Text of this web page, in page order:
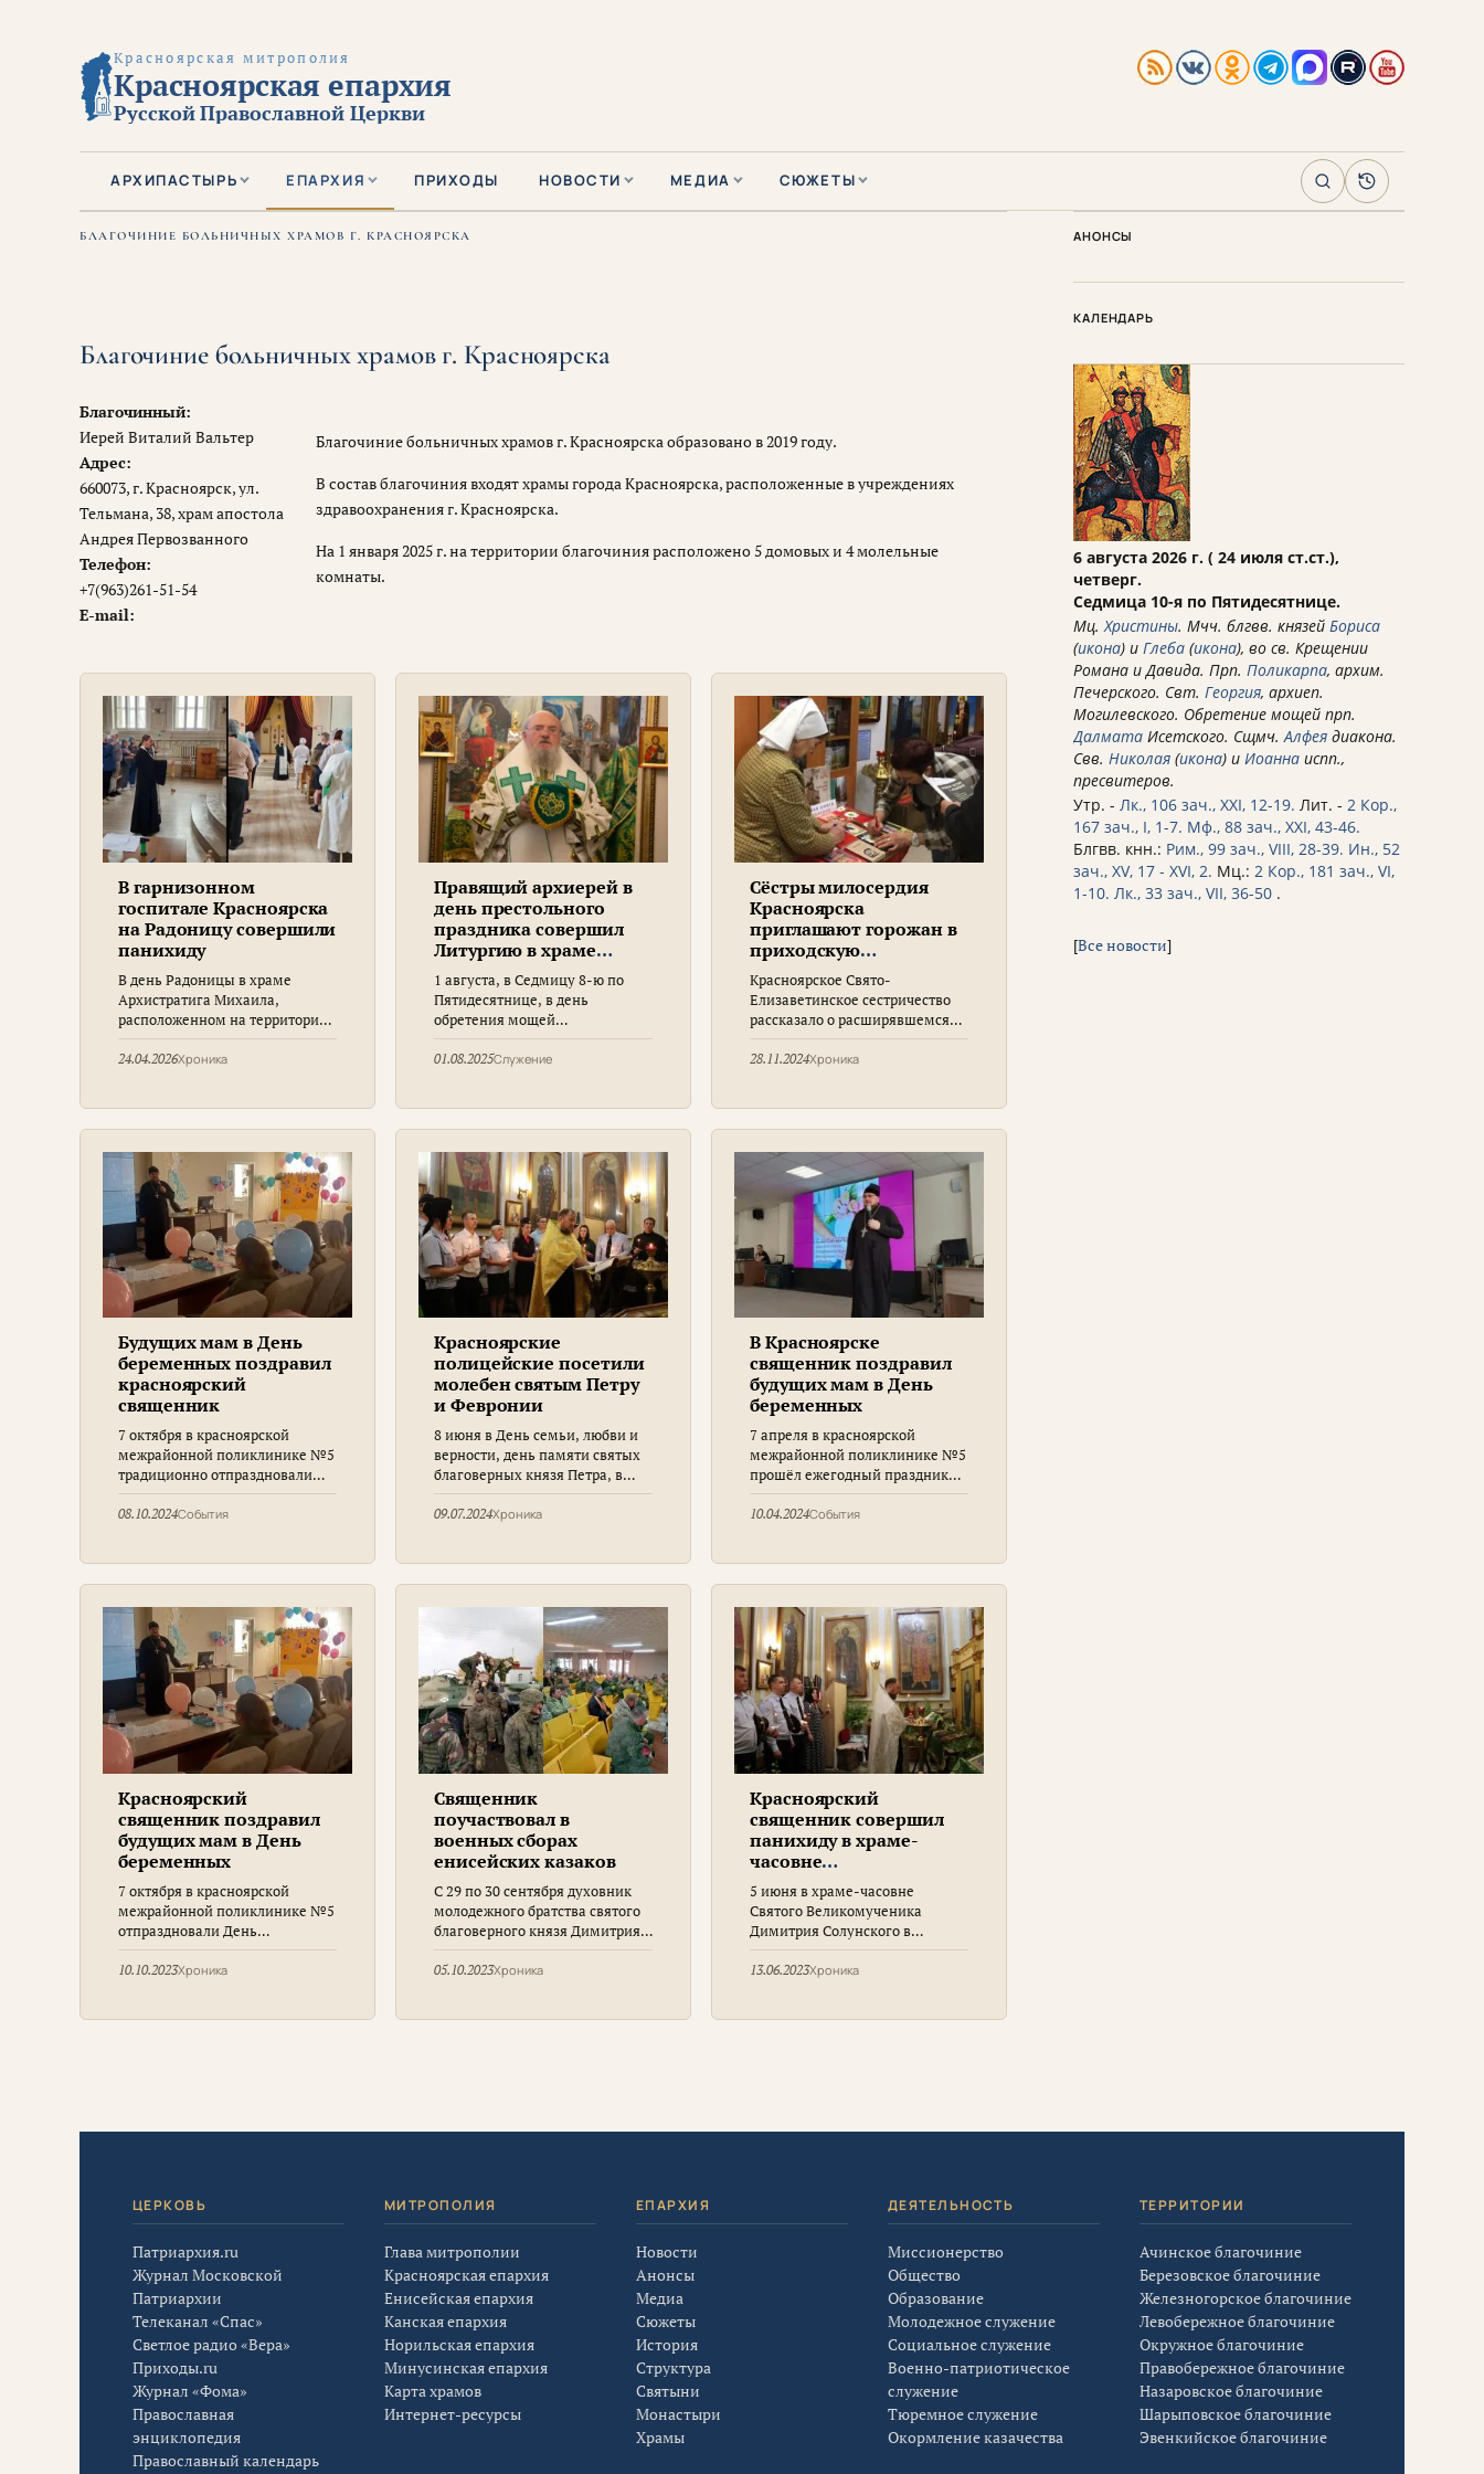
Красноярская митрополия
Красноярская епархия
Русской Православной Церкви
АРХИПАСТЫРЬ ЕПАРХИЯ ПРИХОДЫ НОВОСТИ МЕДИА СЮЖЕТЫ ПоискАрхив
БЛАГОЧИНИЕ БОЛЬНИЧНЫХ ХРАМОВ Г. КРАСНОЯРСКА
Благочиние больничных храмов г. Красноярска
Благочинный:
Иерей Виталий Вальтер
Адрес:
660073, г. Красноярск, ул.
Тельмана, 38, храм апостола
Андрея Первозванного
Телефон:
+7(963)261-51-54
E-mail:
Благочиние больничных храмов г. Красноярска образовано в 2019 году.
В состав благочиния входят храмы города Красноярска, расположенные в учреждениях
здравоохранения г. Красноярска.
На 1 января 2025 г. на территории благочиния расположено 5 домовых и 4 молельные
комнаты.
В гарнизонном
госпитале Красноярска
на Радоницу совершили
панихиду
В день Радоницы в храме
Архистратига Михаила,
расположенном на территории
гарнизонного военного
госпиталя города Красноярска,
24.04.2026Хроника
Правящий архиерей в
день престольного
праздника совершил
Литургию в храме
Серафима Саровского
при Красноярской
клинической больнице
скорой медицинской
помощи
1 августа, в Седмицу 8-ю по
Пятидесятнице, в день
обретения мощей
преподобного Серафима
Саровского, митрополит
при Красноярской клинической
больнице скорой медицинской
помощи им. Н.С. Карповича
01.08.2025Служение
Сёстры милосердия
Красноярска
приглашают горожан в
приходскую
библиотеку
Красноярское Свято-
Елизаветинское сестричество
рассказало о расширявшемся
ассортименте книг в
библиотеке прихода святой
28.11.2024Хроника
Будущих мам в День
беременных поздравил
красноярский
священник
7 октября в красноярской
межрайонной поликлинике №5
традиционно отпраздновали
День беременных
08.10.2024События
Красноярские
полицейские посетили
молебен святым Петру
и Февронии
8 июня в День семьи, любви и
верности, день памяти святых
благоверных князя Петра, в
иночестве Давида, и княгини
Февронии, в иночестве
праздничный молебен святым
09.07.2024Хроника
В Красноярске
священник поздравил
будущих мам в День
беременных
7 апреля в красноярской
межрайонной поликлинике №5
прошёл ежегодный праздник
для будущих матерей — День
беременных
10.04.2024События
Красноярский
священник поздравил
будущих мам в День
беременных
7 октября в красноярской
межрайонной поликлинике №5
отпраздновали День
беременных, в котором принял
участие благочинный
10.10.2023Хроника
Священник
поучаствовал в
военных сборах
енисейских казаков
С 29 по 30 сентября духовник
молодежного братства святого
благоверного князя Димитрия
Донского штатный священник
Свято-Пантелеимоновского
05.10.2023Хроника
Красноярский
священник совершил
панихиду в храме-
часовне
великомученика
Димитрия Солунского
5 июня в храме-часовне
Святого Великомученика
Димитрия Солунского в
Красноярске благочинный
больничных храмов
погибшим при исполнении
13.06.2023Хроника
АНОНСЫ
КАЛЕНДАРЬ
6 августа 2026 г. ( 24 июля ст.ст.),
четверг.
Седмица 10-я по Пятидесятнице.
Мц.Христины. Мчч. блгвв. князей Бориса
(икона) и Глеба (икона), во св. Крещении
Романа и Давида. Прп. Поликарпа, архим.
Печерского. Свт. Георгия, архиеп.
Могилевского. Обретение мощей прп.
Далмата Исетского. Сщмч.Алфея диакона.
Свв. Николая (икона) и Иоанна испп.,
пресвитеров.
Утр. - Лк., 106 зач., XXI, 12-19. Лит. - 2 Кор.,
167 зач., I, 1-7. Мф., 88 зач., XXI, 43-46.
Блгвв. кнн.: Рим., 99 зач., VIII, 28-39. Ин., 52
зач., XV, 17 - XVI, 2. Мц.: 2 Кор., 181 зач., VI,
1-10. Лк., 33 зач., VII, 36-50 .
[Все новости]
ЦЕРКОВЬ
Патриархия.ru
Журнал Московской
Патриархии
Телеканал «Спас»
Светлое радио «Вера»
Приходы.ru
Журнал «Фома»
Православная
энциклопедия
Православный календарь
МИТРОПОЛИЯ
Глава митрополии
Красноярская епархия
Енисейская епархия
Канская епархия
Норильская епархия
Минусинская епархия
Карта храмов
Интернет-ресурсы
ЕПАРХИЯ
Новости
Анонсы
Медиа
Сюжеты
История
Структура
Святыни
Монастыри
Храмы
ДЕЯТЕЛЬНОСТЬ
Миссионерство
Общество
Образование
Молодежное служение
Социальное служение
Военно-патриотическое
служение
Тюремное служение
Окормление казачества
ТЕРРИТОРИИ
Ачинское благочиние
Березовское благочиние
Железногорское благочиние
Левобережное благочиние
Окружное благочиние
Правобережное благочиние
Назаровское благочиние
Шарыповское благочиние
Эвенкийское благочиние